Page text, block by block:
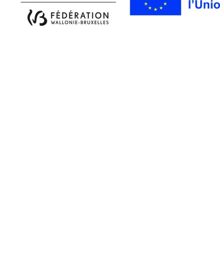
Retourner au contenu